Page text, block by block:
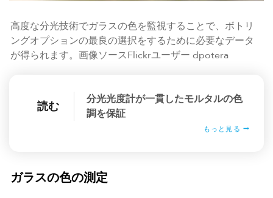
高度な分光技術でガラスの色を監視することで、ボトリ
ングオプションの最良の選択をするために必要なデータ
が得られます。画像ソースFlickrユーザー dpotera
読む
分光光度計が一貫したモルタルの色
調を保証
もっと見る
ガラスの色の測定